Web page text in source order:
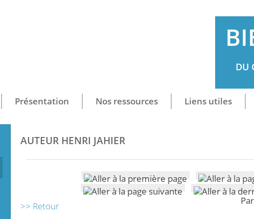
DU
Présentation Nos ressources Liens utiles
AUTEUR HENRI JAHIER
>> Retour